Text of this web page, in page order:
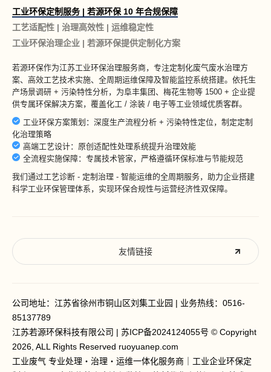
工业环保定制服务 | 若源环保 10 年合规保障
工艺适配性 | 治理高效性 | 运维稳定性
工业环保治理企业 | 若源环保提供定制化方案
若源环保作为江苏工业环保治理服务商，专注定制化废气废水治理方
案、高效工艺技术实施、全周期运维保障及智能监控系统搭建。依托生
产场景调研 + 污染特性分析，为阜丰集团、梅花生物等 1500 + 企业提
供专属环保解决方案，覆盖化工 / 涂装 / 电子等工业领域优质客群。
工业环保方案策划：深度生产流程分析 + 污染特性定位，制定定制
化治理策略
高端工艺设计：原创适配性处理系统提升治理效能
全流程实施保障：专属技术管家，严格遵循环保标准与节能规范
我们通过工艺诊断 - 定制治理 - 智能运维的全周期服务，助力企业搭建
科学工业环保管理体系，实现环保合规性与运营经济性双保障。
公司地址：江苏省徐州市铜山区刘集工业园 | 业务热线： 0516-
85137789
江苏若源环保科技有限公司 | 苏ICP备2024124055号 © Copyright
2026, ALL Rights Reserved ruoyuanep.com
工业废气 专业处理 ・治理・运维一体化服务商｜工业企业环保定
友情链接